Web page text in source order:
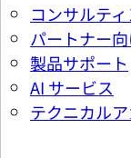
コンサルテ
パートナー
製品サポート
AI サービス
テクニカル